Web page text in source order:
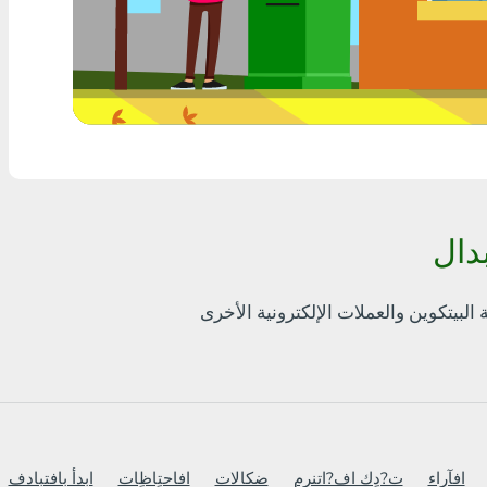
أٍ بل? THB
Visa/MasterCard MDL
Visa/MasterCard AMD
Ripple
ابدأ بافتبادف افاحتٍاظٍات ضكالات ت?دٍك اف?اتنرم افآراء